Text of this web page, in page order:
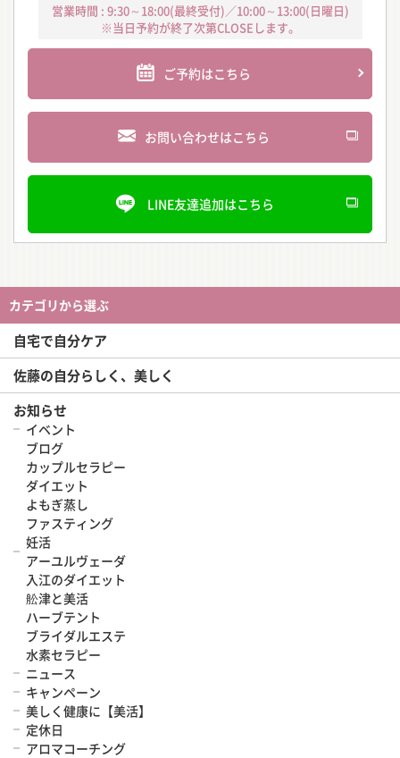
営業時間 : 9:30～18:00(最終受付)／10:00～13:00(日曜日)
※当日予約が終了次第CLOSEします。
ご予約はこちら
お問い合わせはこちら
LINE友達追加はこちら
カテゴリから選ぶ
自宅で自分ケア
佐藤の自分らしく、美しく
お知らせ
イベント
ブログ
カップルセラピー
ダイエット
よもぎ蒸し
ファスティング
妊活
アーユルヴェーダ
入江のダイエット
舩津と美活
ハーブテント
ブライダルエステ
水素セラピー
ニュース
キャンペーン
美しく健康に【美活】
定休日
アロマコーチング